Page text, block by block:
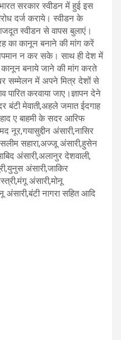
सरकार स्वीडन में हुई इस
दर्ज कराये। स्वीडन के
स्वीडन से वापस बुलाएं।
का कानून बनाने की मांग करें
न कर सके। साथ ही देश में
कानून बनाये जाने की मांग करते
सम्मेलन में अपने मित्र देशों से
करवाया जाए।ज्ञापन देने
बंटी मेवाती,अहले जमात ईदगाह
ए बाहमी के सदर आरिफ
नूर,गयासुद्दीन अंसारी,नासिर
सहारा,अज्जू अंसारी,हुसेन
अंसारी,अलानुर देशवाली,
अंसारी,जाकिर
अंसारी,मोनू
नागरा सहित आदि